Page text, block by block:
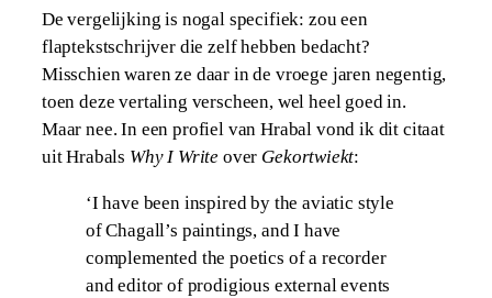
De vergelijking is nogal specifiek: zou een
flaptekstschrijver die zelf hebben bedacht?
Misschien waren ze daar in de vroege jaren negentig,
toen deze vertaling verscheen, wel heel goed in.
Maar nee. In een profiel van Hrabal vond ik dit citaat
uit Hrabals Why I Write over Gekortwiekt:
‘I have been inspired by the aviatic style
of Chagall’s paintings, and I have
complemented the poetics of a recorder
and editor of prodigious external events